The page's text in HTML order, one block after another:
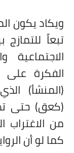
ويكاد يكون
تبعاً للتمازج
الاجتماعية
الفكرة على
(المنشأ)
(كعق) حتى
من الاغتراب
كما لو أن